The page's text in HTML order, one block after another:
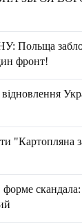
Польща
фронт!
"Картопляна